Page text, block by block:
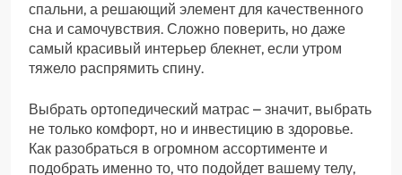
спальни, а решающий элемент для качественного
сна и самочувствия. Сложно поверить, но даже
самый красивый интерьер блекнет, если утром
тяжело распрямить спину.
Выбрать ортопедический матрас – значит, выбрать
не только комфорт, но и инвестицию в здоровье.
Как разобраться в огромном ассортименте и
подобрать именно то, что подойдет вашему телу,